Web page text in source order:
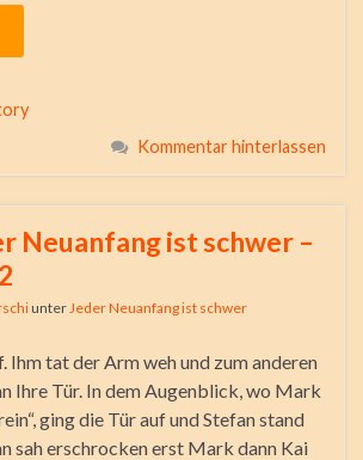
Kommentar hinterlassen
Neuanfang ist schwer –
unter Jeder Neuanfang ist schwer
Ihm tat der Arm weh und zum anderen
Ihre Tür. In dem Augenblick, wo Mark
ging die Tür auf und Stefan stand
sah erschrocken erst Mark dann Kai